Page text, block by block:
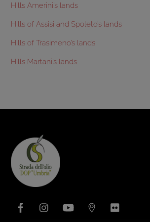
Hills Amerini’s lands
Hills of Assisi and Spoleto’s lands
Hills of Trasimeno’s lands
Hills Martani’s lands
YouTube